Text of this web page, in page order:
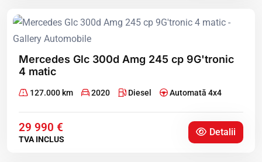
Mercedes Glc 300d Amg 245 cp 9G'tronic
4 matic
127.000 km 2020 Diesel Automată 4x4
29 990 €
TVA INCLUS
Detalii